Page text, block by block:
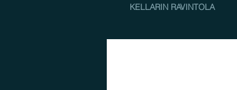
KELLARIN RAVINTOLA